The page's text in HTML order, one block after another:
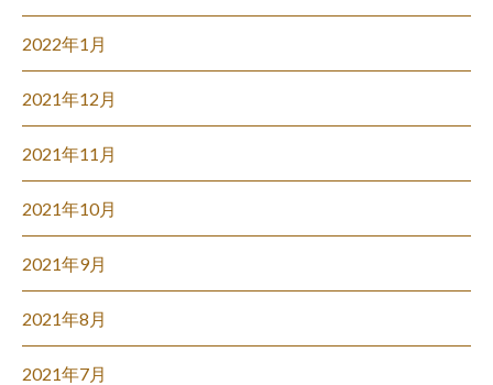
2022年1月
2021年12月
2021年11月
2021年10月
2021年9月
2021年8月
2021年7月